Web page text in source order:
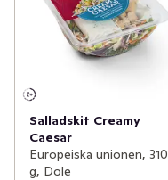
Salladskit Creamy
Caesar
Europeiska unionen, 310
g, Dole